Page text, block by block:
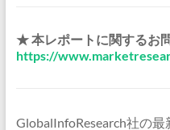
★ 本レポートに関するお
https://
GlobalInfoResearch社の